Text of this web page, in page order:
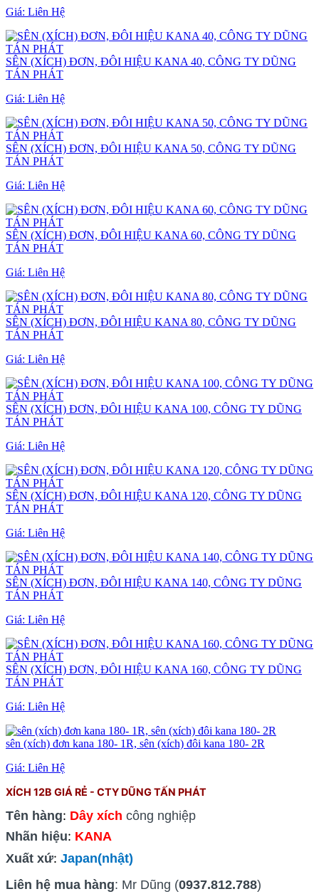
Giá: Liên Hệ
SÊN (XÍCH) ĐƠN, ĐÔI HIỆU KANA 40, CÔNG TY DŨNG
TÁN PHÁT
Giá: Liên Hệ
SÊN (XÍCH) ĐƠN, ĐÔI HIỆU KANA 50, CÔNG TY DŨNG
TÁN PHÁT
Giá: Liên Hệ
SÊN (XÍCH) ĐƠN, ĐÔI HIỆU KANA 60, CÔNG TY DŨNG
TÁN PHÁT
Giá: Liên Hệ
SÊN (XÍCH) ĐƠN, ĐÔI HIỆU KANA 80, CÔNG TY DŨNG
TÁN PHÁT
Giá: Liên Hệ
SÊN (XÍCH) ĐƠN, ĐÔI HIỆU KANA 100, CÔNG TY DŨNG
TÁN PHÁT
Giá: Liên Hệ
SÊN (XÍCH) ĐƠN, ĐÔI HIỆU KANA 120, CÔNG TY DŨNG
TÁN PHÁT
Giá: Liên Hệ
SÊN (XÍCH) ĐƠN, ĐÔI HIỆU KANA 140, CÔNG TY DŨNG
TÁN PHÁT
Giá: Liên Hệ
SÊN (XÍCH) ĐƠN, ĐÔI HIỆU KANA 160, CÔNG TY DŨNG
TÁN PHÁT
Giá: Liên Hệ
sên (xích) đơn kana 180- 1R, sên (xích) đôi kana 180- 2R
Giá: Liên Hệ
XÍCH 12B GIÁ RẺ - CTY DŨNG TẤN PHÁT
Tên hàng: Dây xích công nghiệp
Nhãn hiệu: KANA
Xuất xứ: Japan(nhật)
Liên hệ mua hàng: Mr Dũng (0937.812.788)